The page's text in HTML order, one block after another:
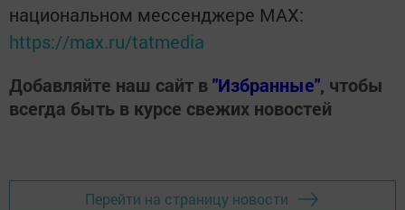
национальном мессенджере MАХ:
https://max.ru/tatmedia
Добавляйте наш сайт в"Избранные", чтобы
всегда быть в курсе свежих новостей
Перейти на страницу новости